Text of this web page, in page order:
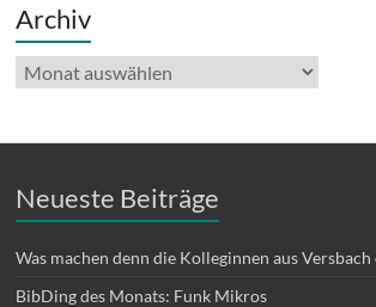
Archiv
Archiv
Neueste Beiträge
Was machen denn die Kolleginnen aus
BibDing des Monats: Funk Mikros